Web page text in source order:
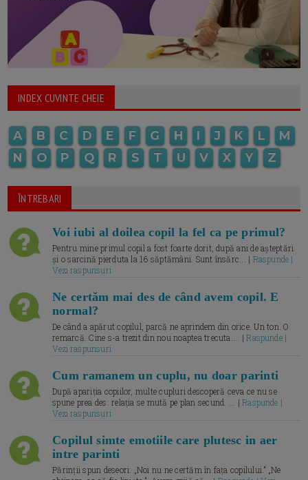
INDEX CUVINTE CHEIE
A B C D E F G H I J K L
M
N
O P Q R S T U V X Y Z
ÎNTREBARI
Voi iubi al doilea copil la fel ca pe primul?
Pentru mine primul copil a fost foarte dorit, după ani de așteptări
și o sarcină pierduta la 16 săptămâni. Sunt însărc... | Raspunde |
Vezi raspunsuri
Ne certăm mai des de când avem copil. E
normal?
De când a apărut copilul, parcă ne aprindem din orice. Un ton. O
remarcă. Cine s-a trezit din nou noaptea trecuta.... |Raspunde |
Vezi raspunsuri
Cum ramanem un cuplu, nu doar parinti
După apariția copiilor, multe cupluri descoperă ceva ce nu se
spune prea des: relația se mută pe plan secund. ... |Raspunde |
Vezi raspunsuri
Copilul simte emotiile care plutesc in aer
intre parinti
Părinții spun deseori: „Noi nu ne certăm în fața copilului.” „Ne